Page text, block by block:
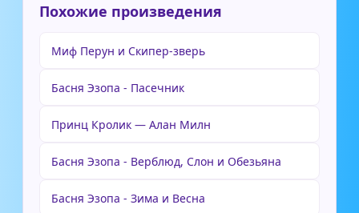
Похожие произведения
Миф Перун и Скипер-зверь
Басня Эзопа - Пасечник
Принц Кролик — Алан Милн
Басня Эзопа - Верблюд, Слон и Обезьяна
Басня Эзопа - Зима и Весна